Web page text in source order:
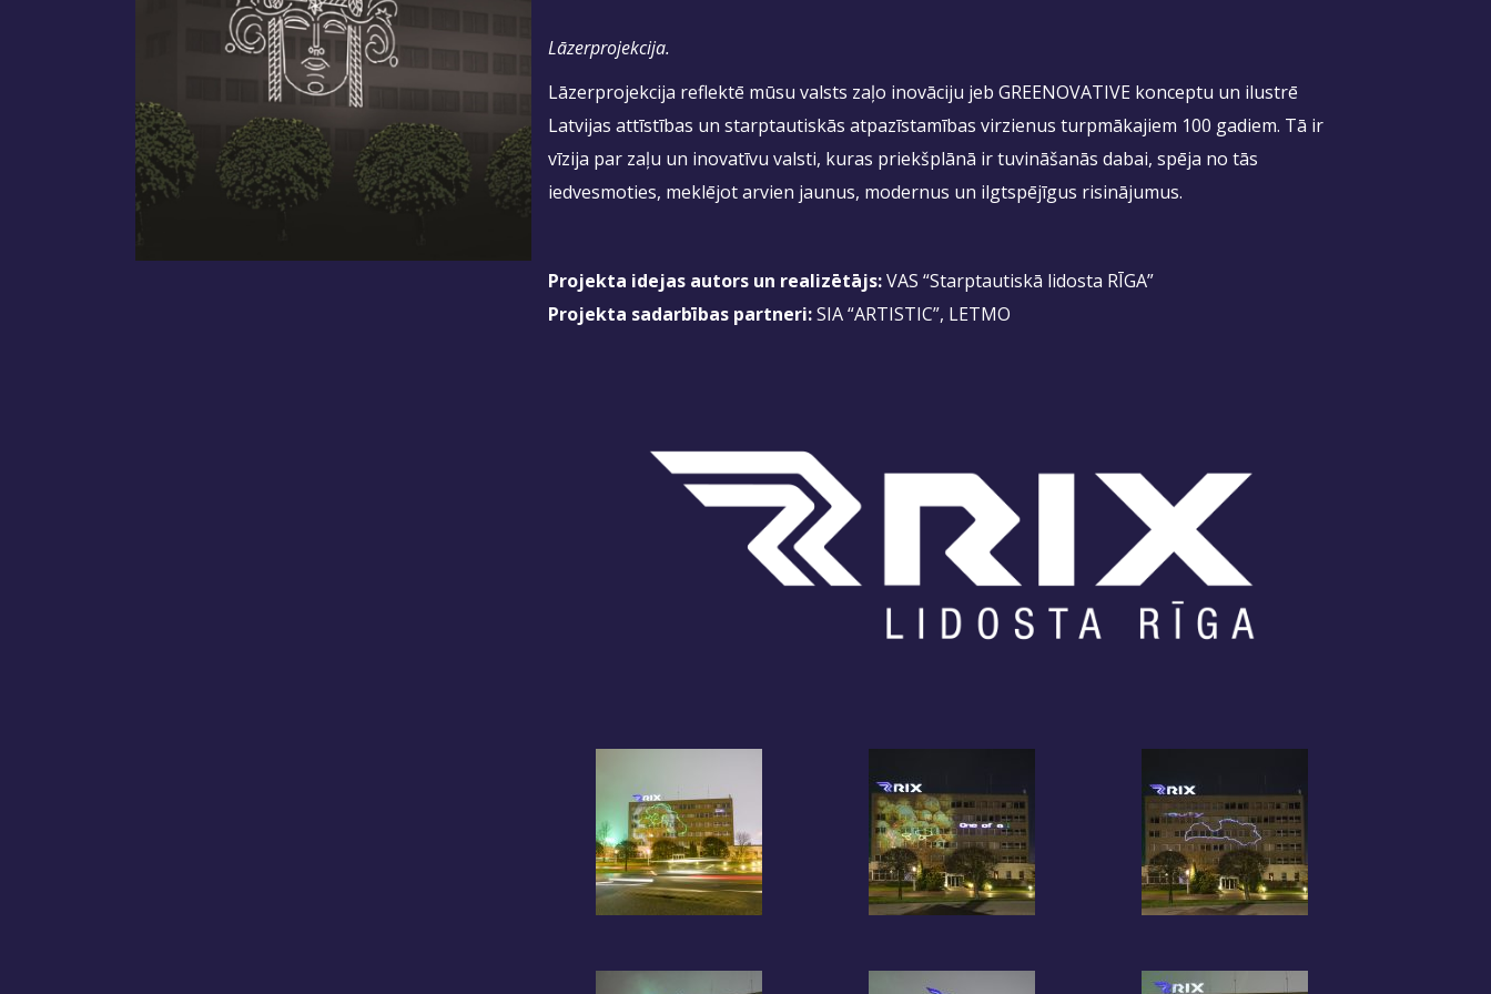
Lāzerprojekcija.
Lāzerprojekcija reflektē mūsu valsts zaļo inovāciju jeb GREENOVATIVE konceptu un ilustrē
Latvijas attīstības un starptautiskās atpazīstamības virzienus turpmākajiem 100 gadiem. Tā ir
vīzija par zaļu un inovatīvu valsti, kuras priekšplānā ir tuvināšanās dabai, spēja no tās
iedvesmoties, meklējot arvien jaunus, modernus un ilgtspējīgus risinājumus.
Projekta idejas autors un realizētājs:VAS “Starptautiskā lidosta RĪGA”
Projekta sadarbības partneri:SIA “ARTISTIC”, LETMO